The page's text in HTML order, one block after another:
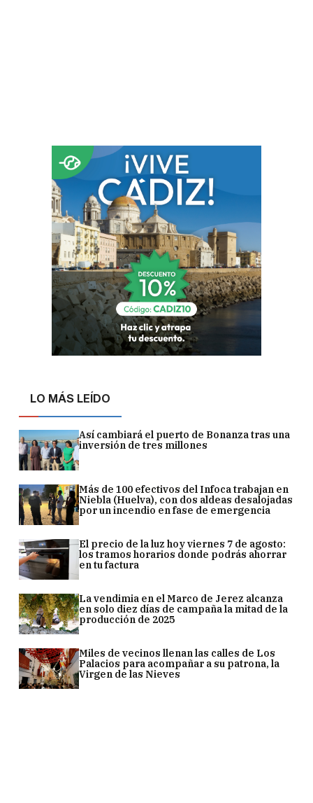
LO MÁS LEÍDO
Así cambiará el puerto de Bonanza tras una
inversión de tres millones
Más de 100 efectivos del Infoca trabajan en
Niebla (Huelva), con dos aldeas desalojadas
por un incendio en fase de emergencia
El precio de la luz hoy viernes 7 de agosto:
los tramos horarios donde podrás ahorrar
en tu factura
La vendimia en el Marco de Jerez alcanza
en solo diez días de campaña la mitad de la
producción de 2025
Miles de vecinos llenan las calles de Los
Palacios para acompañar a su patrona, la
Virgen de las Nieves